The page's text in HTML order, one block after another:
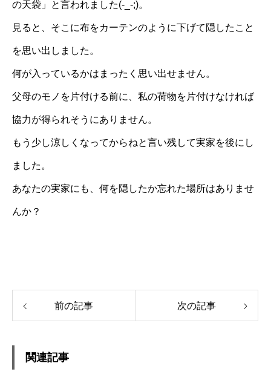
の天袋」と言われました(-_-;)。
見ると、そこに布をカーテンのように下げて隠したこと
を思い出しました。
何が入っているかはまったく思い出せません。
父母のモノを片付ける前に、私の荷物を片付けなければ
協力が得られそうにありません。
もう少し涼しくなってからねと言い残して実家を後にし
ました。
あなたの実家にも、何を隠したか忘れた場所はありませ
んか？
前の記事 次の記事
関連記事